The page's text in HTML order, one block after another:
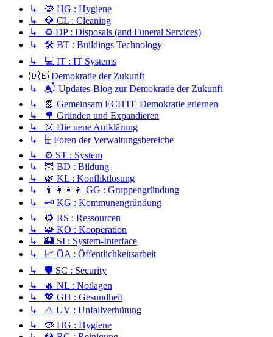
↳ 🦠 HG : Hygiene
↳ 💎 CL : Cleaning
↳ ♻️ DP : Disposals (and Funeral Services)
↳ 🛠️ BT : Buildings Technology
↳ 💻 IT : IT Systems
🇩🇪 Demokratie der Zukunft
↳ 📬 Updates-Blog zur Demokratie der Zukunft
↳ 📗 Gemeinsam ECHTE Demokratie erlernen
↳ 🌳 Gründen und Expandieren
↳ 🔆 Die neue Aufklärung
↳ 🗄️ Foren der Verwaltungsbereiche
↳ ⚙️ ST : System
↳ 🦉 BD : Bildung
↳ 🌿 KL : Konfliktlösung
↳ 👨‍👩‍👧‍👦 GG : Gruppengründung
↳ 🗝️ KG : Kommunengründung
↳ 🌻 RS : Ressourcen
↳ 🧩 KO : Kooperation
↳ 🏰 SI : System-Interface
↳ 📈 ÖA : Öffentlichkeitsarbeit
↳ 🛡️ SC : Security
↳ 🔥 NL : Notlagen
↳ 💖 GH : Gesundheit
↳ ⚠️ UV : Unfallverhütung
↳ 🦠 HG : Hygiene